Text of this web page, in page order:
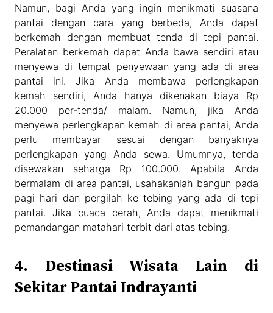
Namun, bagi Anda yang ingin menikmati suasana
pantai dengan cara yang berbeda, Anda dapat
berkemah dengan membuat tenda di tepi pantai.
Peralatan berkemah dapat Anda bawa sendiri atau
menyewa di tempat penyewaan yang ada di area
pantai ini. Jika Anda membawa perlengkapan
kemah sendiri, Anda hanya dikenakan biaya Rp
20.000 per-tenda/ malam. Namun, jika Anda
menyewa perlengkapan kemah di area pantai, Anda
perlu membayar sesuai dengan banyaknya
perlengkapan yang Anda sewa. Umumnya, tenda
disewakan seharga Rp 100.000. Apabila Anda
bermalam di area pantai, usahakanlah bangun pada
pagi hari dan pergilah ke tebing yang ada di tepi
pantai. Jika cuaca cerah, Anda dapat menikmati
pemandangan matahari terbit dari atas tebing.
4. Destinasi Wisata Lain di
Sekitar Pantai Indrayanti